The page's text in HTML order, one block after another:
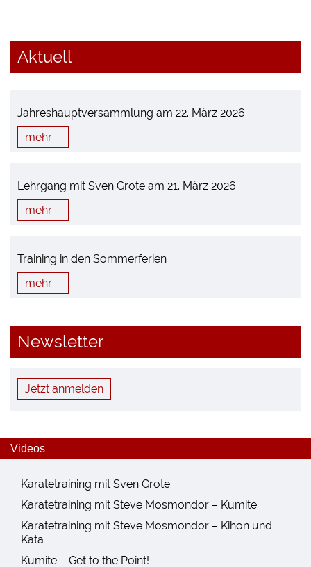
Aktuell
Jahreshauptversammlung am 22. März 2026
mehr ...
Lehrgang mit Sven Grote am 21. März 2026
mehr ...
Training in den Sommerferien
mehr ...
Newsletter
Jetzt anmelden
Videos
Karatetraining mit Sven Grote
Karatetraining mit Steve Mosmondor – Kumite
Karatetraining mit Steve Mosmondor – Kihon und
Kata
Kumite – Get to the Point!